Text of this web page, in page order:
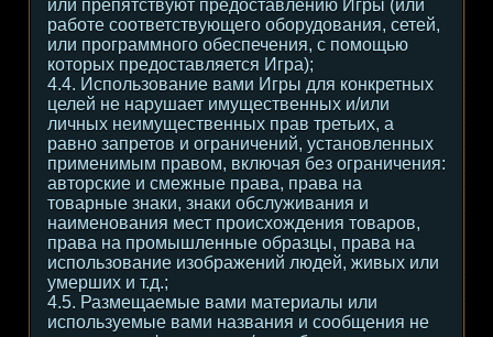
или препятствуют предоставлению Игры (или
работе соответствующего оборудования, сетей,
или программного обеспечения, с помощью
которых предоставляется Игра);
4.4. Использование вами Игры для конкретных
целей не нарушает имущественных и/или
личных неимущественных прав третьих, а
равно запретов и ограничений, установленных
применимым правом, включая без ограничения:
авторские и смежные права, права на
товарные знаки, знаки обслуживания и
наименования мест происхождения товаров,
права на промышленные образцы, права на
использование изображений людей, живых или
умерших и т.д.;
4.5. Размещаемые вами материалы или
используемые вами названия и сообщения не